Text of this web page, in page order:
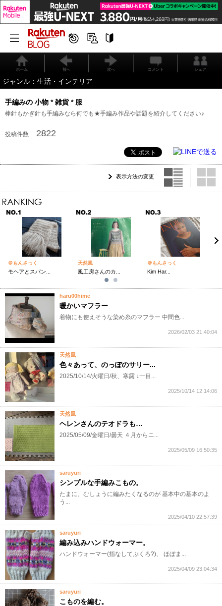
ホーム 前へ 次へ コメント シェア
ジャンル：生活・インテリア
手編みの 小物 * 雑貨 * 服
棒針もかぎ針も手編みなら何でも★手編み作品や話題を紹介してください♪
投稿件数 2822
表示方法の変更
＠もんさっく
モヘアとスパン...
天然風
風工房さんのカ...
＠もんさっく
Kim Har...
haru00hime
暖かいマフラー
着物にも使えそうな染め糸のマフラー 中間色...
2026/02/03 21:40:04
天然風
色々あって、のっぽのサリー...
2025/10/14/火曜日/秋、寒露 ↓一目...
2025/10/14 12:14:06
天然風
ヘレンさんのテオドラも…
2025/05/09/金曜日/曇天 ４月からニ...
2025/05/09 16:50:35
saruyuri
シンプルな手編みこもの。
たまに、むしょうに編みたくなるのが 基本中の基本のよ
う...
2025/04/10 22:57:39
saruyuri
編み込みハンドウォーマー。
ハンドウォーマー(指なしてぶくろ?)、 ほぼま...
2025/04/09 23:04:34
saruyuri
こものを編む。